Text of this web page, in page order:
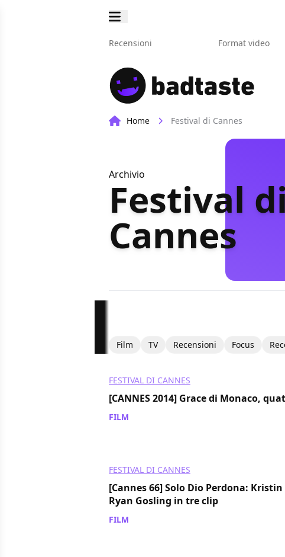
Recensioni Format video
Home Festival di Cannes
Archivio
Festival di
Cannes
Film TV Recensioni Focus
FESTIVAL DI CANNES
[CANNES 2014] Grace di Monaco,
FILM
FESTIVAL DI CANNES
[Cannes 66] Solo Dio Perdona:
Ryan Gosling in tre clip
FILM